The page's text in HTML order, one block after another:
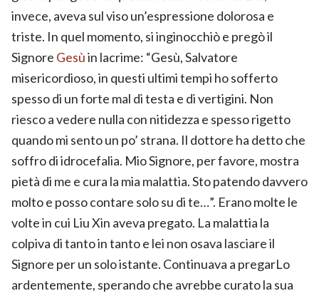
invece, aveva sul viso un’espressione dolorosa e
triste. In quel momento, si inginocchiò e pregò il
Signore Gesùin lacrime: “Gesù, Salvatore
misericordioso, in questi ultimi tempi ho sofferto
spesso di un forte mal di testa e di vertigini. Non
riesco a vedere nulla con nitidezza e spesso rigetto
quando mi sento un po’ strana. Il dottore ha detto che
soffro di idrocefalia. Mio Signore, per favore, mostra
pietà di me e cura la mia malattia. Sto patendo davvero
molto e posso contare solo su di te…”. Erano molte le
volte in cui Liu Xin aveva pregato. La malattia la
colpiva di tanto in tanto e lei non osava lasciare il
Signore per un solo istante. Continuava a pregarLo
ardentemente, sperando che avrebbe curato la sua